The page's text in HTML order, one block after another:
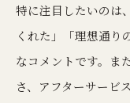
特に注目したいのは
くれた」「理想通り
なコメントです。ま
さ、アフターサービ